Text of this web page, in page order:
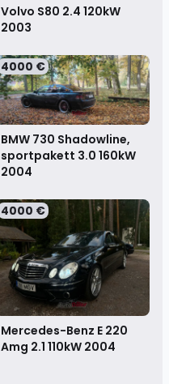
Volvo S80 2.4 120kW
2003
4000 €
BMW 730 Shadowline,
sportpakett 3.0 160kW
2004
4000 €
Mercedes-Benz E 220
Amg 2.1 110kW 2004